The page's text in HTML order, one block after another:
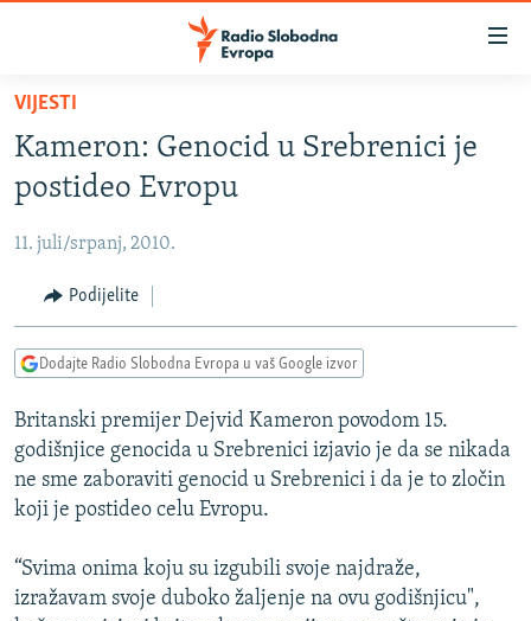
Pređite
glavni
sadržaj
Pređite
na
navigaciju
Pređite
na
BOSNA I HERCEGOVINA
SRBIJA
KOSOVO
CRNA GORA
VIDEO
FOTOGALERIJE
INFOGRAFIKE
PODCASTI
RAT U UKRAJINI
KINA NA BALKANU
RSE PRIČE IZ SVIJETA
ISPRIČAJ MI
DNEVNO@RSE
VIJESTI
Kameron: Genocid u Srebrenici je
postideo Evropu
11. juli/srpanj, 2010.
Podijelite
Dodajte Radio Slobodna Evropa u vaš Google izvor
Britanski premijer Dejvid Kameron povodom 15.
godišnjice genocida u Srebrenici izjavio je da se nikada
ne sme zaboraviti genocid u Srebrenici i da je to zločin
koji je postideo celu Evropu.
“Svima onima koju su izgubili svoje najdraže,
izražavam svoje duboko žaljenje na ovu godišnjicu",